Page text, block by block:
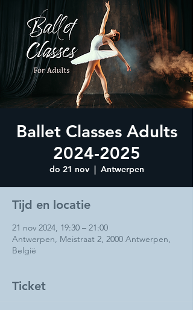
Ballet Classes Adults
2024-2025
do 21 nov
  |
Antwerpen
Tijd en locatie
21 nov 2024, 19:30 – 21:00
Antwerpen, Meistraat 2, 2000 Antwerpen,
België
Ticket